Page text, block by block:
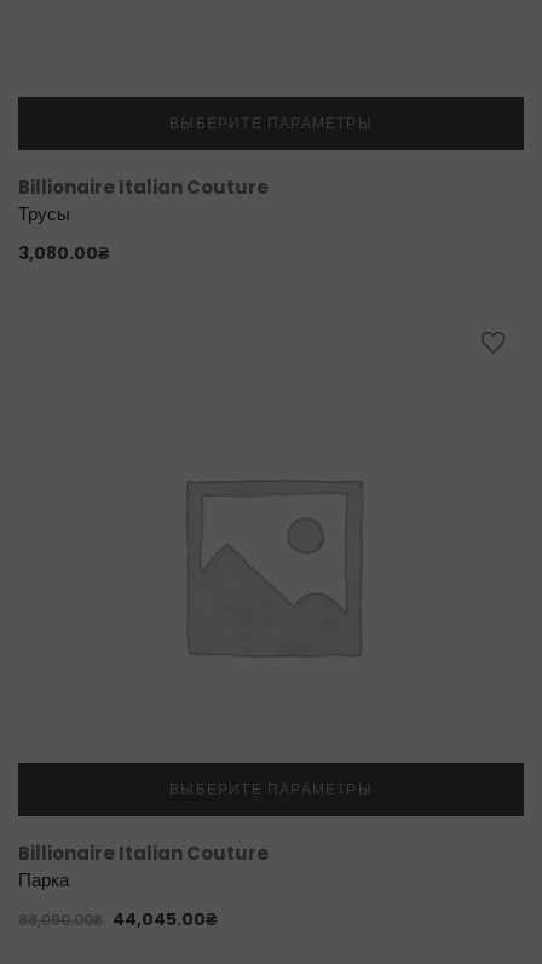
ВЫБЕРИТЕ ПАРАМЕТРЫ
Billionaire Italian Couture
Трусы
3,080.00₴
ВЫБЕРИТЕ ПАРАМЕТРЫ
Billionaire Italian Couture
Парка
88,090.00₴ 44,045.00₴